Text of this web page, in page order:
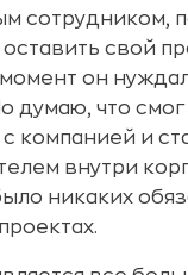
сотрудником,
свой
он
думаю, что
компанией и
внутри
никаких